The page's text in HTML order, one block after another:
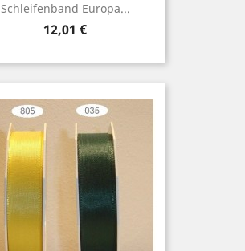
Schleifenband Europa...
Preis
12,01 €